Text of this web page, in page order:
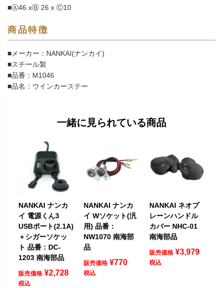
■Ⓐ46 xⒷ 26 x Ⓒ10
商品特徴
■メーカー：NANKAI(ナンカイ)
■スチール製
■品番：M1046
■品名：ウインカーステー
一緒に見られている商品
NANKAI ナンカ
イ 電源くん3
USBポート(2.1A)
＋シガーソケッ
ト 品番：DC-
1203 南海部品
販売価格 ¥2,728
税込
NANKAI ナンカ
イ Wソケット(汎
用) 品番：
NW1070 南海部
品
販売価格 ¥770
税込
NANKAI ネオプ
レーンハンドル
カバー NHC-01
南海部品
販売価格 ¥3,979
税込